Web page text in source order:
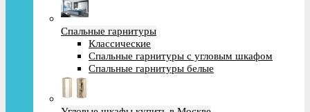
Спальные гарнитуры
Классические
Спальные гарнитуры с угловым шкафом
Спальные гарнитуры белые